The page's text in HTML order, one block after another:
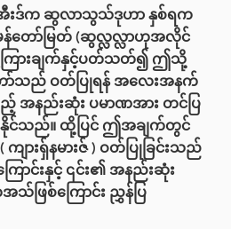
ဒ်က ဆွလာသွသ်ဒုဟာ နှစ်ရက
ာ်မြတ် (ဆွလ္လလ္လာဟုအလိုင်
ြားချက်နှင့်ပတ်သတ်၍ ဤသို့
ည် ဝတ်ပြုရန် အလေးအနက်
အနည်းဆုံး ပမာဏအား တင်ပြ
စ်နိုင်သည်။ ထို့ပြင် ဤအချက်တွင်
ားရှ်နမားဇ် ) ဝတ်ပြုခြင်းသည်
ာင်းနှင့် ၎င်း၏ အနည်းဆုံး
ဖြစ်ကြောင်း ညွှန်ပြ